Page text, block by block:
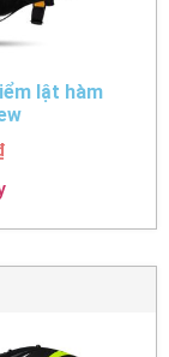
lật hàm